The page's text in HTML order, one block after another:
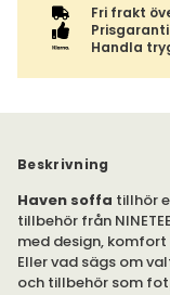
Fri frakt
Prisgaranti
Handla
Beskrivning
Haven soffa tillhör
tillbehör från
med design,
Eller vad sägs om
och tillbehör som